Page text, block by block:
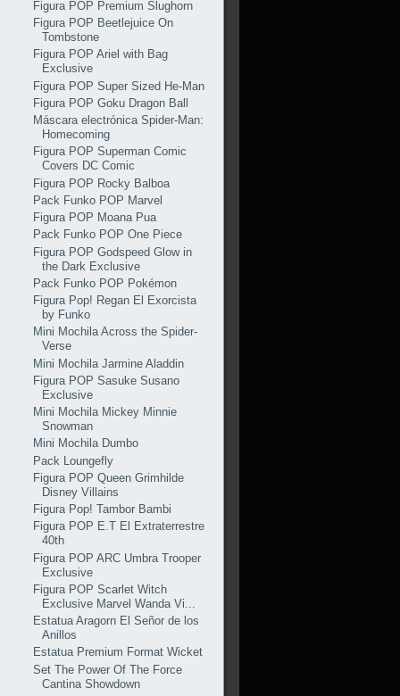
Figura POP Premium Slughorn
Figura POP Beetlejuice On
Tombstone
Figura POP Ariel with Bag
Exclusive
Figura POP Super Sized He-Man
Figura POP Goku Dragon Ball
Máscara electrónica Spider-Man:
Homecoming
Figura POP Superman Comic
Covers DC Comic
Figura POP Rocky Balboa
Pack Funko POP Marvel
Figura POP Moana Pua
Pack Funko POP One Piece
Figura POP Godspeed Glow in
the Dark Exclusive
Pack Funko POP Pokémon
Figura Pop! Regan El Exorcista
by Funko
Mini Mochila Across the Spider-
Verse
Mini Mochila Jarmine Aladdin
Figura POP Sasuke Susano
Exclusive
Mini Mochila Mickey Minnie
Snowman
Mini Mochila Dumbo
Pack Loungefly
Figura POP Queen Grimhilde
Disney Villains
Figura Pop! Tambor Bambi
Figura POP E.T El Extraterrestre
40th
Figura POP ARC Umbra Trooper
Exclusive
Figura POP Scarlet Witch
Exclusive Marvel Wanda Vi...
Estatua Aragorn El Señor de los
Anillos
Estatua Premium Format Wicket
Set The Power Of The Force
Cantina Showdown